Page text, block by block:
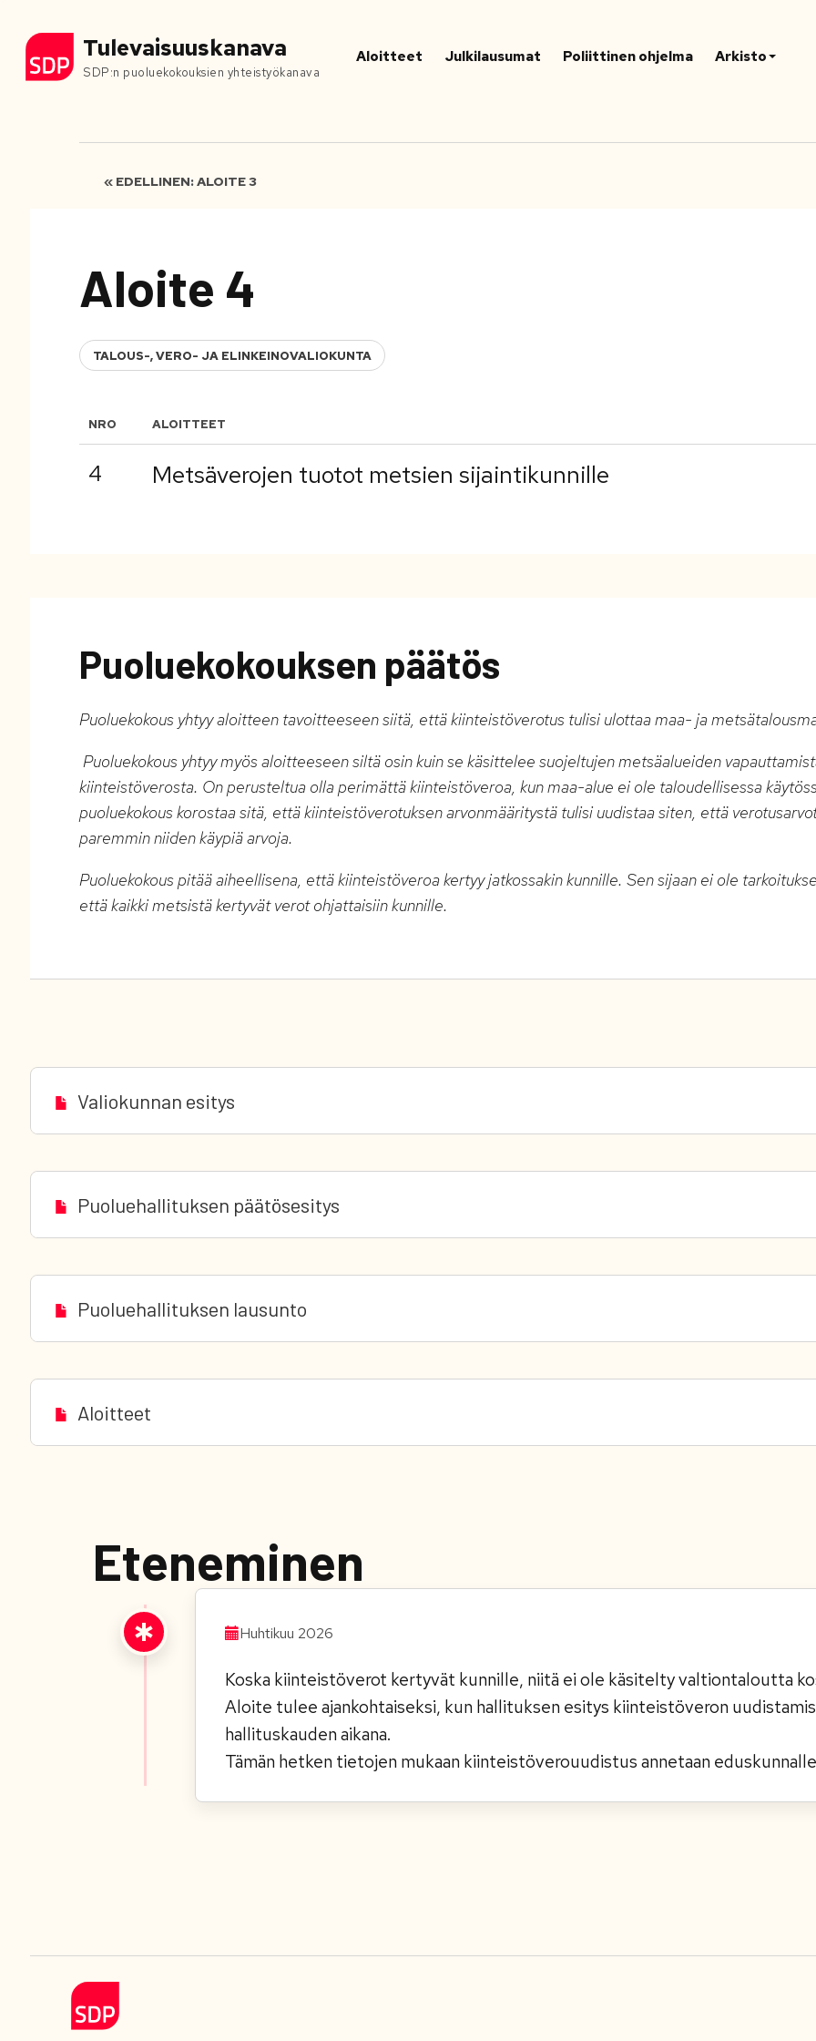
Tulevaisuuskanava
SDP:n puoluekokouksien yhteistyökanava
Aloitteet Julkilausumat Poliittinen ohjelma Arkisto
« EDELLINEN: ALOITE 3
Aloite 4
TALOUS-, VERO- JA ELINKEINOVALIOKUNTA
NRO ALOITTEET
4 Metsäverojen tuotot metsien sijaintikunnille
Puoluekokouksen päätös
Puoluekokous yhtyy aloitteen tavoitteeseen siitä, että kiinteistöverotus tulisi ulottaa maa- ja
Puoluekokous yhtyy myös aloitteeseen siltä osin kuin se käsittelee suojeltujen metsäalueiden
kiinteistöverosta. On perusteltua olla perimättä kiinteistöveroa, kun maa-alue ei ole taloudellisessa
puoluekokous korostaa sitä, että kiinteistöverotuksen arvonmääritystä tulisi uudistaa siten, että
paremmin niiden käypiä arvoja.
Puoluekokous pitää aiheellisena, että kiinteistöveroa kertyy jatkossakin kunnille. Sen sijaan ei ole
että kaikki metsistä kertyvät verot ohjattaisiin kunnille.
Valiokunnan esitys
Puoluehallituksen päätösesitys
Puoluehallituksen lausunto
Aloitteet
Eteneminen
Huhtikuu 2026
Koska kiinteistöverot kertyvät kunnille, niitä ei ole käsitelty valtiontaloutta
Aloite tulee ajankohtaiseksi, kun hallituksen esitys kiinteistöveron
hallituskauden aikana.
Tämän hetken tietojen mukaan kiinteistöverouudistus annetaan